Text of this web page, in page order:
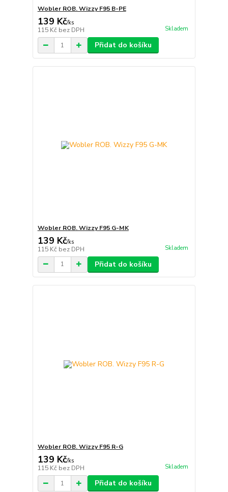
Wobler ROB. Wizzy F95 B-PE
139 Kč/ks
115 Kč bez DPH Skladem
Přidat do košíku
Wobler ROB. Wizzy F95 G-MK
139 Kč/ks
115 Kč bez DPH Skladem
Přidat do košíku
Wobler ROB. Wizzy F95 R-G
139 Kč/ks
115 Kč bez DPH Skladem
Přidat do košíku